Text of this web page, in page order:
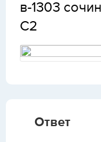
в-1303
С2
Ответ